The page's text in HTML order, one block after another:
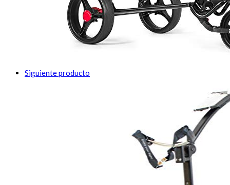
Siguiente producto